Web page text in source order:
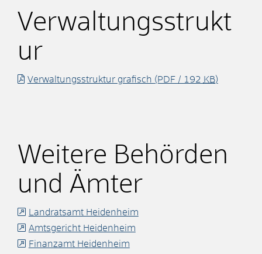
Verwaltungsstrukt
ur
Verwaltungsstruktur grafisch (PDF / 192 KB)
Weitere Behörden
und Ämter
Landratsamt Heidenheim
Amtsgericht Heidenheim
Finanzamt Heidenheim